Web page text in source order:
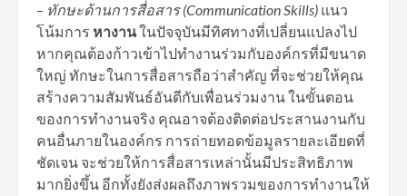
– ทักษะด้านการสื่อสาร(Communication Skills) แนว
โน้มการ หางานในปัจจุบันมีทิศทางที่เปลี่ยนแปลงไป
หากคุณต้องก้าวเข้าไปทำงานร่วมกับองค์กรที่มีขนาด
ใหญ่ ทักษะในการสื่อสารถือว่าสำคัญ ที่จะช่วยให้คุณ
สร้างความสัมพันธ์อันดีกับเพื่อนร่วมงาน ในขั้นตอน
ของการทำงานจริง คุณอาจต้องติดต่อประสานงานกับ
คนอื่นภายในองค์กร การถ่ายทอดข้อมูลรายละเอียดที่
ชัดเจน จะช่วยให้การสื่อสารเหล่านั้นมีประสิทธิภาพ
มากยิ่งขึ้น อีกทั้งยังส่งผลถึงภาพรวมของการทำงานให้